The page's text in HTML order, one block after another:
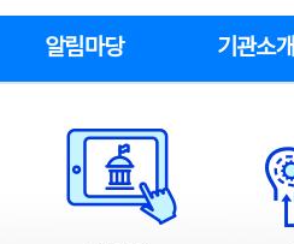
알림마당 기관소개